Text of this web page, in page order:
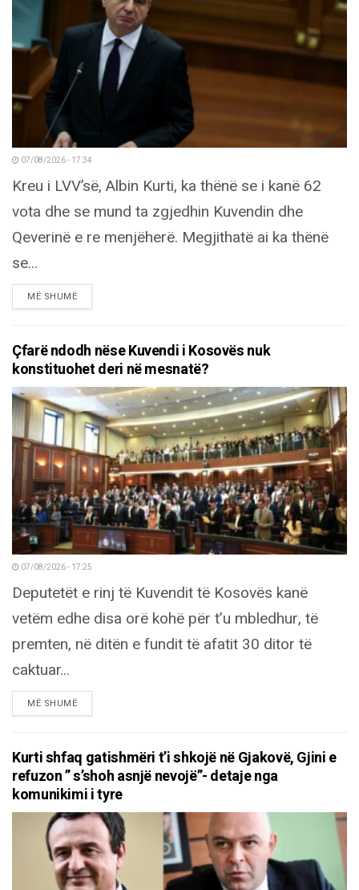
07/08/2026 - 17:34
Kreu i LVV’së, Albin Kurti, ka thënë se i kanë 62
vota dhe se mund ta zgjedhin Kuvendin dhe
Qeverinë e re menjëherë. Megjithatë ai ka thënë
se...
MË SHUMËDETAILS
Çfarë ndodh nëse Kuvendi i Kosovës nuk
konstituohet deri në mesnatë?
07/08/2026 - 17:25
Deputetët e rinj të Kuvendit të Kosovës kanë
vetëm edhe disa orë kohë për t’u mbledhur, të
premten, në ditën e fundit të afatit 30 ditor të
caktuar...
MË SHUMËDETAILS
Kurti shfaq gatishmëri t’i shkojë në Gjakovë, Gjini e
refuzon ” s’shoh asnjë nevojë”- detaje nga
komunikimi i tyre